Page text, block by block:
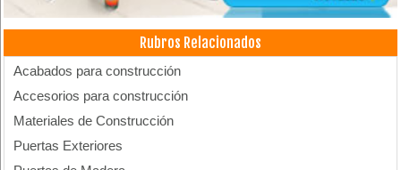
Rubros Relacionados
Acabados para construcción
Accesorios para construcción
Materiales de Construcción
Puertas Exteriores